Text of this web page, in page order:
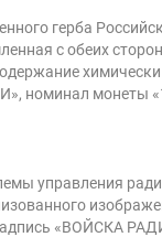
герба
с обеих
номинал монеты
управления
«ВОЙСКА